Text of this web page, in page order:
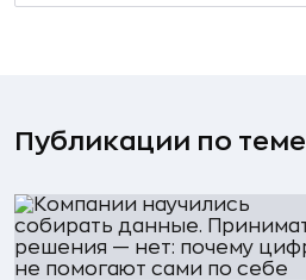
Публикации по теме